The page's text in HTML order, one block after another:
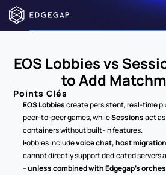
EOS Lobbies vs
to Add
Points Clés
EOS Lobbies create persistent, real-time
peer-to-peer games, while Sessions act
containers without built-in features.
Lobbies include voice chat, host
cannot directly support dedicated servers
– unless combined with Edgegap’s